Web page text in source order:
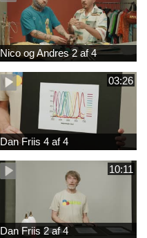
Nico og Andres 2 af 4
03:26
Dan Friis 4 af 4
10:11
Dan Friis 2 af 4